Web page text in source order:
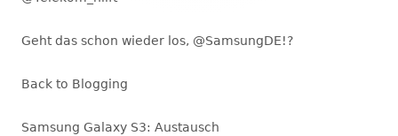
Geht das schon wieder los, @SamsungDE!?
Back to Blogging
Samsung Galaxy S3: Austausch